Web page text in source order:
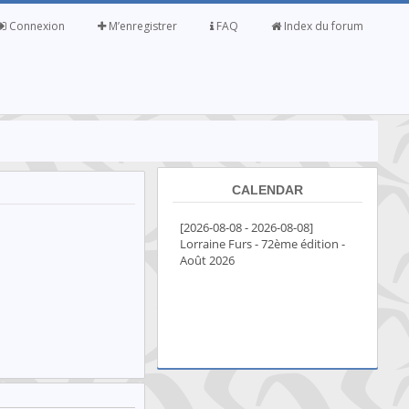
Index du forum
FAQ
M’enregistrer
Connexion
CALENDAR